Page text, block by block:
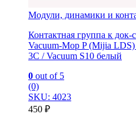
Модули, динамики и
Контактная группа к
Vacuum-Mop P (Mijia
3C / Vacuum S10 белый
0 out of 5
(0)
SKU: 4023
450 ₽